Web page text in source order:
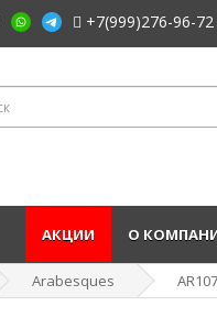
+7(999)276-96-72
О
АКЦИИ
Arabesques